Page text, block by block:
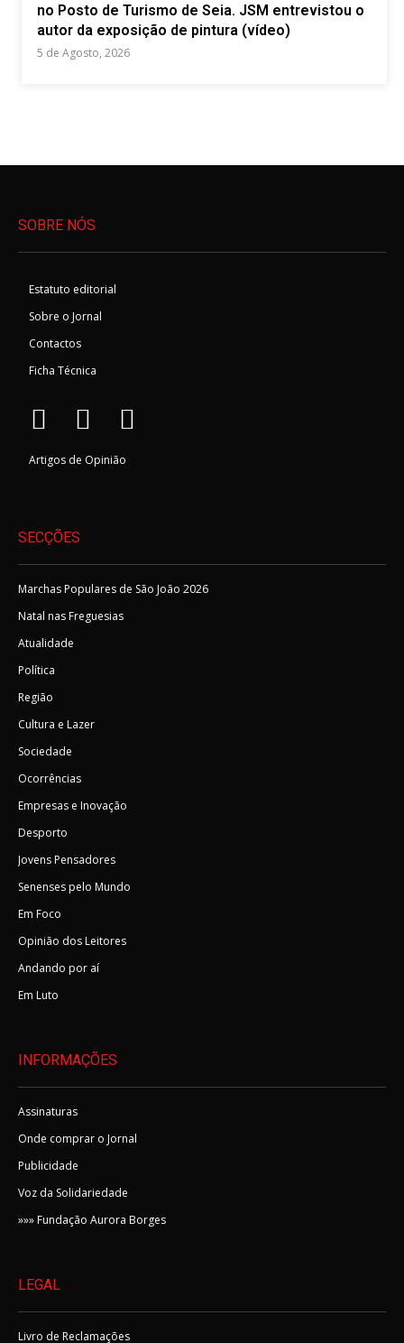
no Posto de Turismo de Seia. JSM entrevistou o
autor da exposição de pintura (vídeo)
5 de Agosto, 2026
SOBRE NÓS
Estatuto editorial
Sobre o Jornal
Contactos
Ficha Técnica
Artigos de Opinião
SECÇÕES
Marchas Populares de São João 2026
Natal nas Freguesias
Atualidade
Política
Região
Cultura e Lazer
Sociedade
Ocorrências
Empresas e Inovação
Desporto
Jovens Pensadores
Senenses pelo Mundo
Em Foco
Opinião dos Leitores
Andando por aí
Em Luto
INFORMAÇÕES
Assinaturas
Onde comprar o Jornal
Publicidade
Voz da Solidariedade
»»» Fundação Aurora Borges
LEGAL
Livro de Reclamações